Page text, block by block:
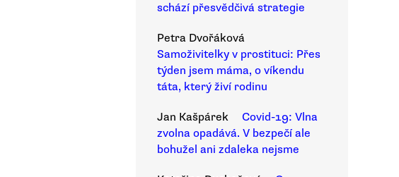
schází přesvědčivá strategie
Petra Dvořáková
Samoživitelky v prostituci: Přes
týden jsem máma, o víkendu
táta, který živí rodinu
Jan Kašpárek
Covid-19: Vlna
zvolna opadává. V bezpečí ale
bohužel ani zdaleka nejsme